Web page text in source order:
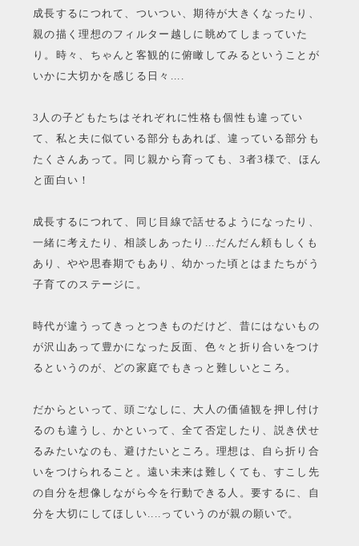
成長するにつれて、ついつい、期待が大きくなったり、
親の描く理想のフィルター越しに眺めてしまっていた
り。時々、ちゃんと客観的に俯瞰してみるということが
いかに大切かを感じる日々....
3人の子どもたちはそれぞれに性格も個性も違ってい
て、私と夫に似ている部分もあれば、違っている部分も
たくさんあって。同じ親から育っても、3者3様で、ほん
と面白い！
成長するにつれて、同じ目線で話せるようになったり、
一緒に考えたり、相談しあったり...だんだん頼もしくも
あり、やや思春期でもあり、幼かった頃とはまたちがう
子育てのステージに。
時代が違うってきっとつきものだけど、昔にはないもの
が沢山あって豊かになった反面、色々と折り合いをつけ
るというのが、どの家庭でもきっと難しいところ。
だからといって、頭ごなしに、大人の価値観を押し付け
るのも違うし、かといって、全て否定したり、説き伏せ
るみたいなのも、避けたいところ。理想は、自ら折り合
いをつけられること。遠い未来は難しくても、すこし先
の自分を想像しながら今を行動できる人。要するに、自
分を大切にしてほしい....っていうのが親の願いで。